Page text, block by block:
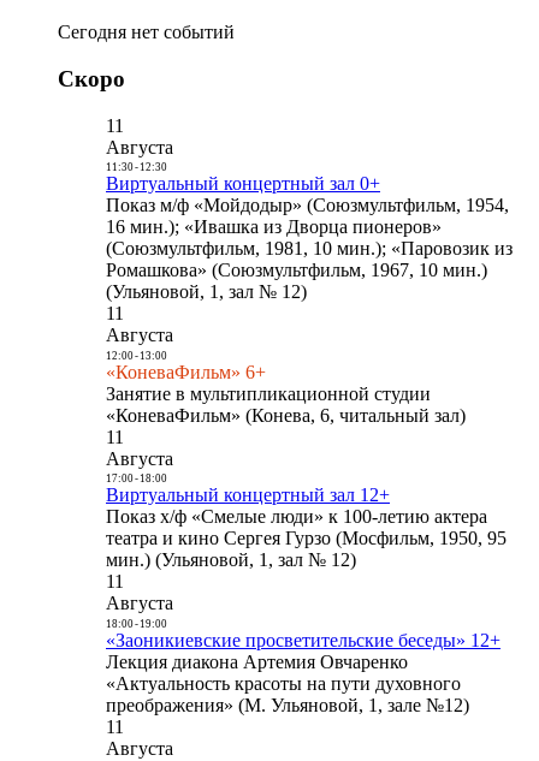
Сегодня нет событий
Скоро
11
Августа
11:30- 12:30
Виртуальный концертный зал 0+
Показ м/ф «Мойдодыр» (Союзмультфильм, 1954,
16 мин.); «Ивашка из Дворца пионеров»
(Союзмультфильм, 1981, 10 мин.); «Паровозик из
Ромашкова» (Союзмультфильм, 1967, 10 мин.)
(Ульяновой, 1, зал № 12)
11
Августа
12:00- 13:00
«КоневаФильм» 6+
Занятие в мультипликационной студии
«КоневаФильм» (Конева, 6, читальный зал)
11
Августа
17:00- 18:00
Виртуальный концертный зал 12+
Показ х/ф «Смелые люди» к 100-летию актера
театра и кино Сергея Гурзо (Мосфильм, 1950, 95
мин.) (Ульяновой, 1, зал № 12)
11
Августа
18:00- 19:00
«Заоникиевские просветительские беседы» 12+
Лекция диакона Артемия Овчаренко
«Актуальность красоты на пути духовного
преображения» (М. Ульяновой, 1, зале №12)
11
Августа